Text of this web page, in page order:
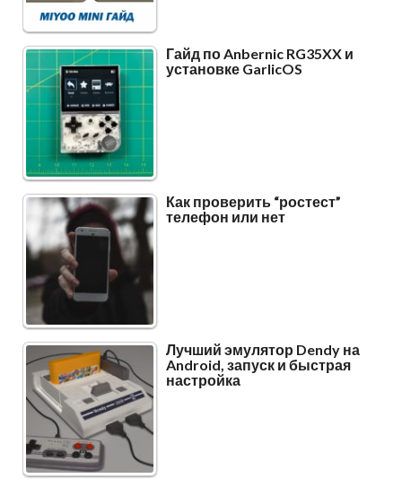
Гайд по Anbernic RG35XX и
установке GarlicOS
Как проверить “ростест”
телефон или нет
Лучший эмулятор Dendy на
Android, запуск и быстрая
настройка